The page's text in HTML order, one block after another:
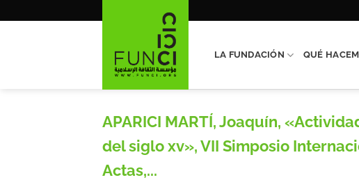
LA FUNDACIÓN QUÉ
APARICI MARTÍ, Joaquín,
del siglo xv», VII Simposio
Actas,...